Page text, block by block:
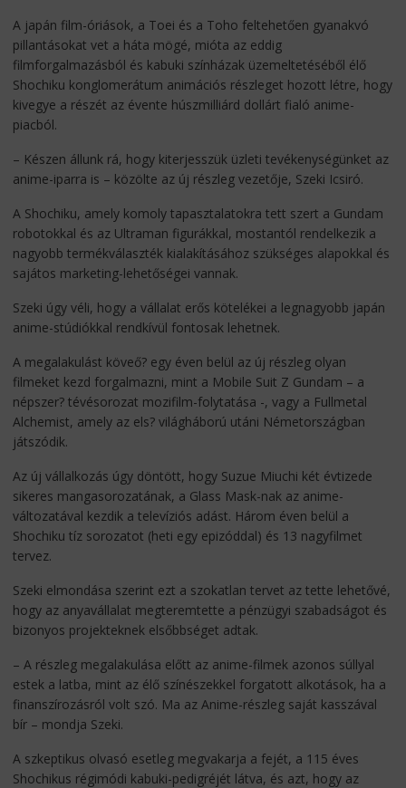
A japán film-óriások, a Toei és a Toho feltehetően gyanakvó
pillantásokat vet a háta mögé, mióta az eddig
filmforgalmazásból és kabuki színházak üzemeltetéséből élő
Shochiku konglomerátum animációs részleget hozott létre, hogy
kivegye a részét az évente húszmilliárd dollárt fialó anime-
piacból.
– Készen állunk rá, hogy kiterjesszük üzleti tevékenységünket az
anime-iparra is – közölte az új részleg vezetője, Szeki Icsiró.
A Shochiku, amely komoly tapasztalatokra tett szert a Gundam
robotokkal és az Ultraman figurákkal, mostantól rendelkezik a
nagyobb termékválaszték kialakításához szükséges alapokkal és
sajátos marketing-lehetőségei vannak.
Szeki úgy véli, hogy a vállalat erős kötelékei a legnagyobb japán
anime-stúdiókkal rendkívül fontosak lehetnek.
A megalakulást köveő? egy éven belül az új részleg olyan
filmeket kezd forgalmazni, mint a Mobile Suit Z Gundam – a
népszer? tévésorozat mozifilm-folytatása -, vagy a Fullmetal
Alchemist, amely az els? világháború utáni Németországban
játszódik.
Az új vállalkozás úgy döntött, hogy Suzue Miuchi két évtizede
sikeres mangasorozatának, a Glass Mask-nak az anime-
változatával kezdik a televíziós adást. Három éven belül a
Shochiku tíz sorozatot (heti egy epizóddal) és 13 nagyfilmet
tervez.
Szeki elmondása szerint ezt a szokatlan tervet az tette lehetővé,
hogy az anyavállalat megteremtette a pénzügyi szabadságot és
bizonyos projekteknek elsőbbséget adtak.
– A részleg megalakulása előtt az anime-filmek azonos súllyal
estek a latba, mint az élő színészekkel forgatott alkotások, ha a
finanszírozásról volt szó. Ma az Anime-részleg saját kasszával
bír – mondja Szeki.
A szkeptikus olvasó esetleg megvakarja a fejét, a 115 éves
Shochikus régimódi kabuki-pedigréjét látva, és azt, hogy az